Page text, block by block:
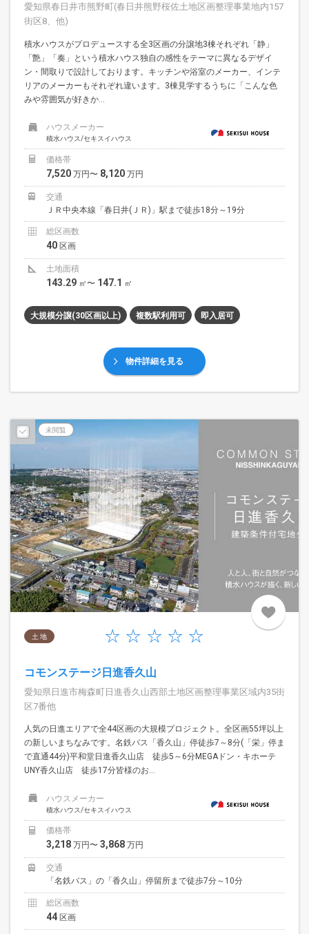
愛知県春日井市熊野町(春日井熊野桜佐土地区画整理事業地内157
街区8、他)
積水ハウスがプロデュースする全3区画の分譲地3棟それぞれ「静」
「艶」「奏」という積水ハウス独自の感性をテーマに異なるデザイ
ン・間取りで設計しております。キッチンや浴室のメーカー、インテ
リアのメーカーもそれぞれ違います。3棟見学するうちに「こんな色
みや雰囲気が好きか...
ハウスメーカー
積水ハウス/セキスイハウス
価格帯
7,520 万円〜 8,120 万円
交通
ＪＲ中央本線「春日井(ＪＲ)」駅まで徒歩18分～19分
総区画数
40 区画
土地面積
143.29 ㎡〜 147.1 ㎡
大規模分譲(30区画以上) 複数駅利用可 即入居可
物件詳細を見る
未閲覧
土 地
コモンステージ日進香久山
愛知県日進市梅森町日進香久山西部土地区画整理事業区域内35街
区7番他
人気の日進エリアで全44区画の大規模プロジェクト。全区画55坪以上
の新しいまちなみです。名鉄バス「香久山」停徒歩7～8分(「栄」停ま
で直通44分)平和堂日進香久山店 徒歩5～6分MEGAドン・キホーテ
UNY香久山店 徒歩17分皆様のお...
ハウスメーカー
積水ハウス/セキスイハウス
価格帯
3,218 万円〜 3,868 万円
交通
「名鉄バス」の「香久山」停留所まで徒歩7分～10分
総区画数
44 区画